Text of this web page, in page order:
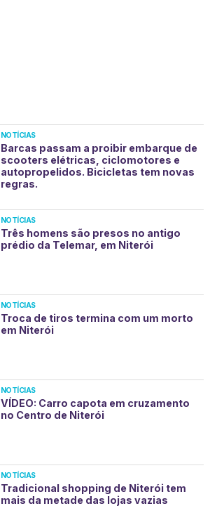
NOTÍCIAS
Barcas passam a proibir embarque de
scooters elétricas, ciclomotores e
autopropelidos. Bicicletas tem novas
regras.
NOTÍCIAS
Três homens são presos no antigo
prédio da Telemar, em Niterói
NOTÍCIAS
Troca de tiros termina com um morto
em Niterói
NOTÍCIAS
VÍDEO: Carro capota em cruzamento
no Centro de Niterói
NOTÍCIAS
Tradicional shopping de Niterói tem
mais da metade das lojas vazias